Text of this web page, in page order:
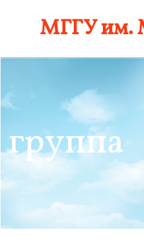
МГГУ им.
группа